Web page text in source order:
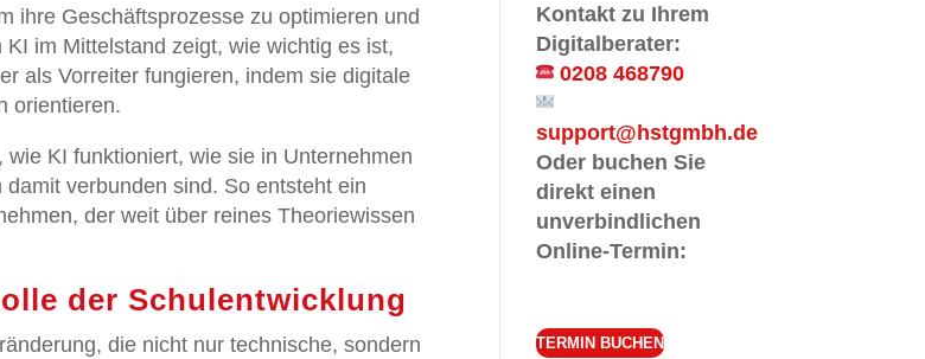
ihre Geschäftsprozesse zu optimieren und
im Mittelstand zeigt, wie wichtig es ist,
als Vorreiter fungieren, indem sie digitale
orientieren.
KI funktioniert, wie sie in Unternehmen
verbunden sind. So entsteht ein
der weit über reines Theoriewissen
der Schulentwicklung
die nicht nur technische, sondern
Kontakt zu Ihrem
Digitalberater:
0208 468790
support@hstgmbh.de
Oder buchen Sie
direkt einen
unverbindlichen
Online-Termin:
TERMIN BUCHEN